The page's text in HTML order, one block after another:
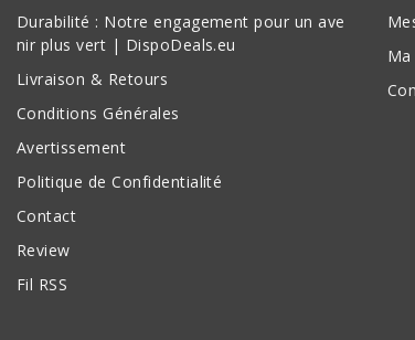
Durabilité : Notre engagement pour un ave
nir plus vert | DispoDeals.eu
Livraison & Retours
Conditions Générales
Avertissement
Politique de Confidentialité
Contact
Review
Fil RSS